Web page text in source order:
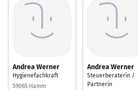
Andrea Werner
Hygienefachkraft
59065 Hamm
Andrea Werner
Steuerberaterin /
Partnerin